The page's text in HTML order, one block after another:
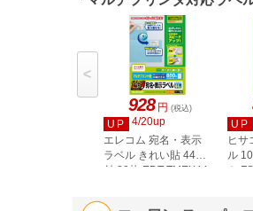
928 円 (税込)
UP
4/20up
エレコム 宛名・表示
ラベル きれい貼 44面
付 20枚 EDT-TMEX44
UP
ヒサ
ル
ト
<